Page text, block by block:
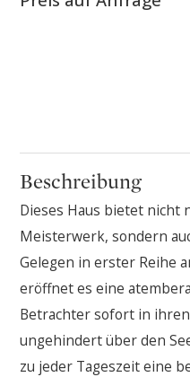
Beschreibung
Dieses Haus bietet nicht
Meisterwerk, sondern
Gelegen in erster Reihe
eröffnet es eine
Betrachter sofort in
ungehindert über den
zu jeder Tageszeit eine